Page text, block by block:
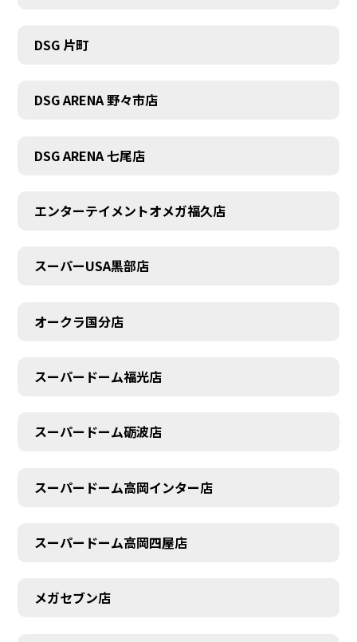
DSG 片町
DSG ARENA 野々市店
DSG ARENA 七尾店
エンターテイメントオメガ福久店
スーパーUSA黒部店
オークラ国分店
スーパードーム福光店
スーパードーム砺波店
スーパードーム高岡インター店
スーパードーム高岡四屋店
メガセブン店